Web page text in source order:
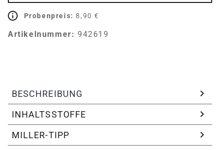
Probenpreis: 8,90 €
Artikelnummer: 942619
BESCHREIBUNG
INHALTSSTOFFE
MILLER-TIPP